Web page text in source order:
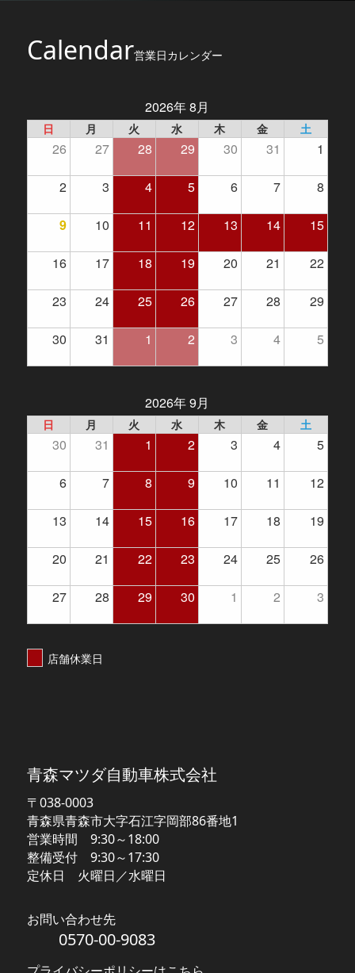
青森マツダ自動車株式会社
〒038-0003
青森県青森市大字石江字岡部86番地1
営業時間 9:30～18:00
整備受付 9:30～17:30
定休日 火曜日／水曜日
お問い合わせ先
0570-00-9083
Calendar営業日カレンダー
2026年 8月
日 月 火 水 木 金 土
26 27 28 29 30 31 1
2 3 4 5 6 7 8
9 10 11 12 13 14 15
16 17 18 19 20 21 22
23 24 25 26 27 28 29
30 31 1 2 3 4 5
2026年 9月
日 月 火 水 木 金 土
30 31 1 2 3 4 5
6 7 8 9 10 11 12
13 14 15 16 17 18 19
20 21 22 23 24 25 26
27 28 29 30 1 2 3
店舗休業日